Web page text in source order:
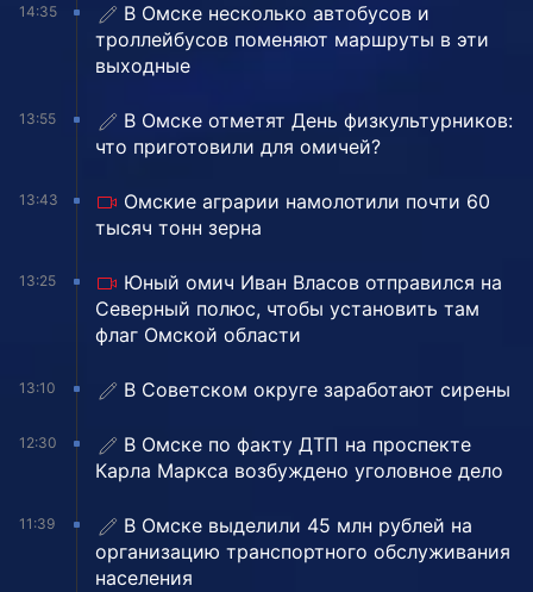
14:35
В Омске несколько автобусов и
троллейбусов поменяют маршруты в эти
выходные
13:55
В Омске отметят День физкультурников:
что приготовили для омичей?
13:43
Омские аграрии намолотили почти 60
тысяч тонн зерна
13:25
Юный омич Иван Власов отправился на
Северный полюс, чтобы установить там
флаг Омской области
13:10 В Советском округе заработают сирены
12:30
В Омске по факту ДТП на проспекте
Карла Маркса возбуждено уголовное дело
11:39
В Омске выделили 45 млн рублей на
организацию транспортного обслуживания
населения